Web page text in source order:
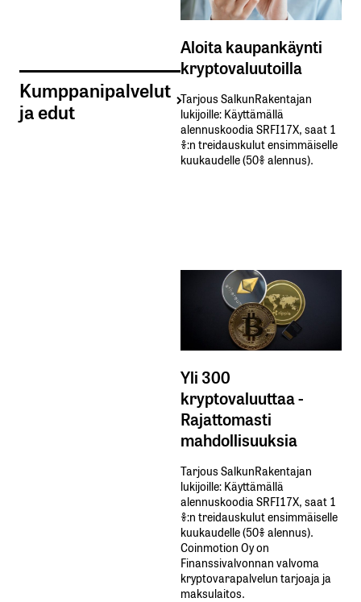
Kumppanipalvelut
ja edut
Aloita kaupankäynti
kryptovaluutoilla
Tarjous SalkunRakentajan
lukijoille: Käyttämällä​ ​
alennuskoodia​ ​SRFI17X,​ ​saat​ ​1
%:n treidauskulut​ ​ensimmäiselle​ ​
kuukaudelle​ ​(50%​ ​alennus).
Yli 300
kryptovaluuttaa -
Rajattomasti
mahdollisuuksia
Tarjous SalkunRakentajan
lukijoille: Käyttämällä​ ​
alennuskoodia​ ​SRFI17X,​ ​saat​ ​1
%:n treidauskulut​ ​ensimmäiselle​ ​
kuukaudelle​ ​(50%​ ​alennus).
Coinmotion Oy on
Finanssivalvonnan valvoma
kryptovarapalvelun tarjoaja ja
maksulaitos.